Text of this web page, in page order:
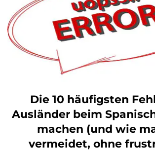
Die 10 häufigsten
Ausländer beim
machen (und wie
vermeidet, ohne